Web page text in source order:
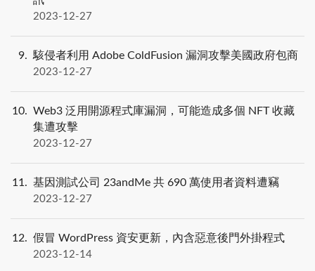
2023-12-27
9 駭侵者利用 Adobe ColdFusion 漏洞攻擊美國政府包商
2023-12-27
10
Web3 泛用開源程式庫漏洞，可能造成多個 NFT 收藏
集遭攻擊
2023-12-27
11 基因測試公司 23andMe 共 690 萬使用者資料遭竊
2023-12-27
12 假冒 WordPress 資安更新，內含惡意後門外掛程式
2023-12-14